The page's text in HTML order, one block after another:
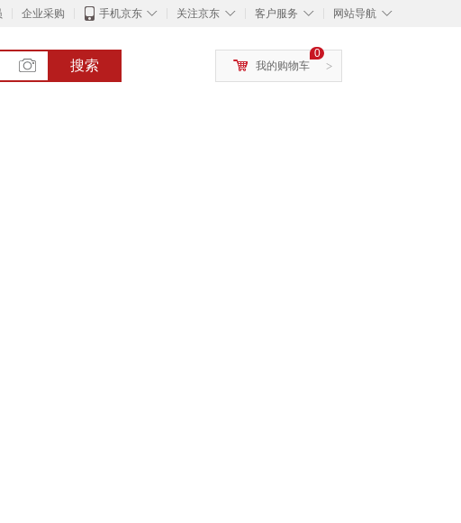
企业采购 ◇
手机京东 ◇
关注京东 ◇
客户服务 ◇
网站导航
搜索 >
0
我的购物车